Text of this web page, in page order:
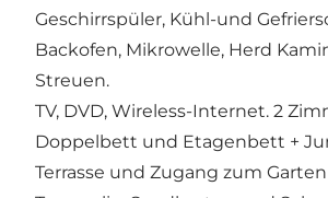
Geschirrspüler, Kühl-und
Backofen, Mikrowelle, Herd
Streuen.
TV, DVD, Wireless-Internet. 2
Doppelbett und Etagenbett +
Terrasse und Zugang zum